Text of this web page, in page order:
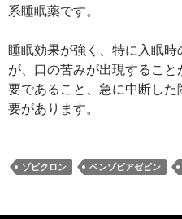
系睡眠薬です。
睡眠効果が強く、特に入眠
が、口の苦みが出現するこ
要であること、急に中断し
要があります。
ゾピクロン ベンゾピアゼピン